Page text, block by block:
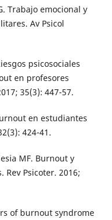
Trabajo emocional y
Av Psicol
psicosociales
en profesores
35(3): 447-57.
en estudiantes
424-41.
MF. Burnout y
Psicoter. 2016;
of burnout syndrome